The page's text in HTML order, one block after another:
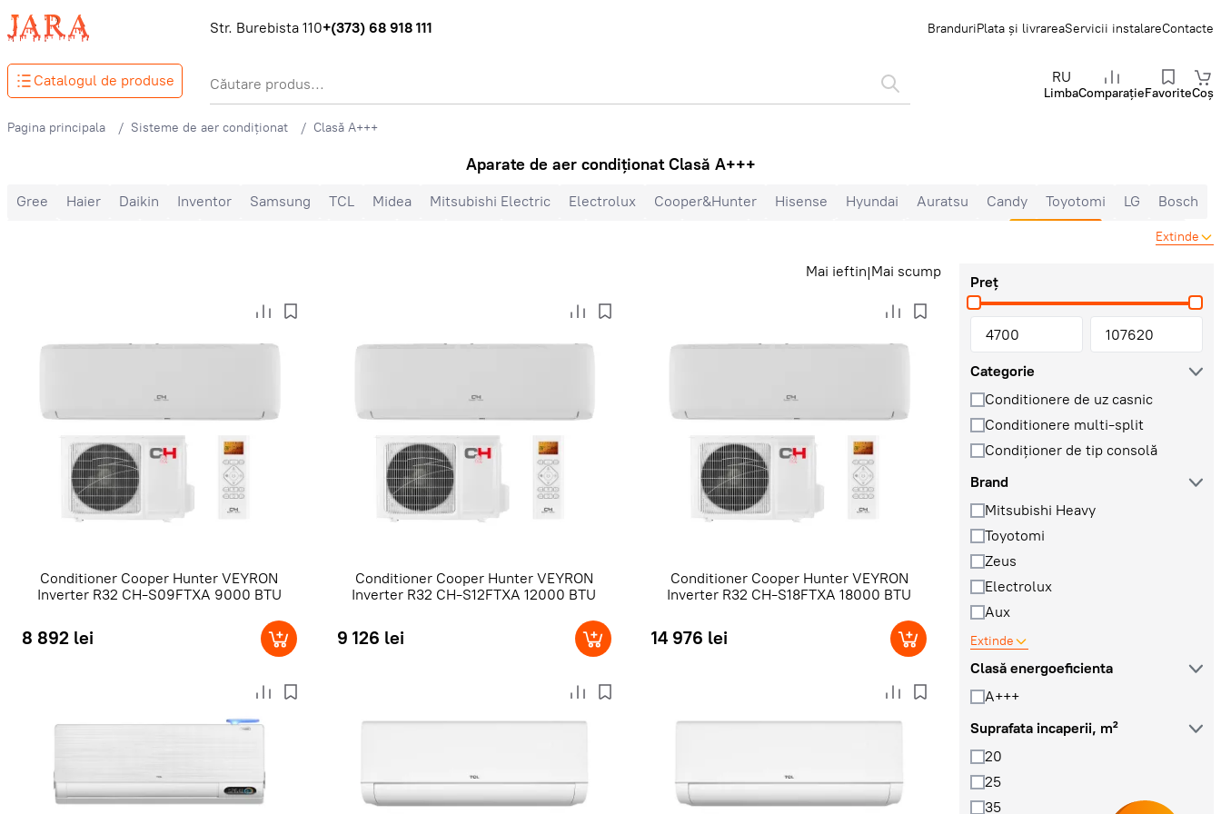
Str. Burebista 110+(373) 68 918 111 BranduriPlata și livrareaServicii instalareContacte
Catalogul de produse RU
LimbaComparațieFavoriteCoș
Pagina principala Sisteme de aer condiționat Clasă A+++
Aparate de aer condiționat Clasă A+++
Gree Haier Daikin Inventor Samsung TCL Midea Mitsubishi Electric Electrolux Cooper&Hunter Hisense Hyundai Auratsu Candy Toyotomi LG
Bosch
7000 BTU
45 m² 50 m² 60 m²
Extinde
Mai ieftin|Mai scump
Conditioner Сooper Hunter VEYRON
Inverter R32 CH-S09FTXA 9000 BTU
8 892 lei
Conditioner Сooper Hunter VEYRON
Inverter R32 CH-S12FTXA 12000 BTU
9 126 lei
Conditioner Сooper Hunter VEYRON
Inverter R32 CH-S18FTXA 18000 BTU
14 976 lei
Preț
Categorie
Conditionere de uz casnic
Conditionere multi-split
Condiționer de tip consolă
Brand
Mitsubishi Heavy
Toyotomi
Zeus
Electrolux
Aux
Extinde
Clasă energoeficienta
A+++
Suprafata incaperii, m²
20
25
35